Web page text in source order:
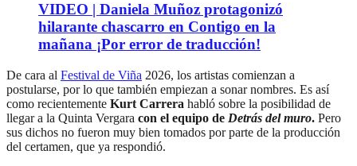
VIDEO | Daniela Muñoz protagonizó
hilarante chascarro en Contigo en la
mañana ¡Por error de traducción!
De cara al Festival de Viña 2026, los artistas comienzan a
postularse, por lo que también empiezan a sonar nombres. Es así
como recientemente Kurt Carrera habló sobre la posibilidad de
llegar a la Quinta Vergara con el equipo de Detrás del muro. Pero
sus dichos no fueron muy bien tomados por parte de la producción
del certamen, que ya respondió.